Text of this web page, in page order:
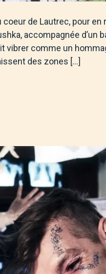
de Lautrec, pour
accompagnée d’un
vibrer comme un
des zones […]